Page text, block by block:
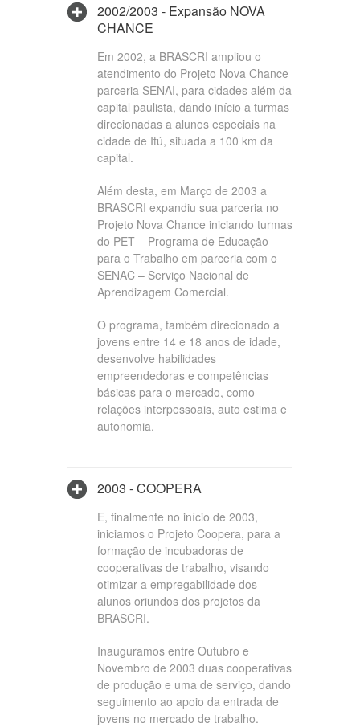
2002/2003 - Expansão NOVA
CHANCE
Em 2002, a BRASCRI ampliou o
atendimento do Projeto Nova Chance
parceria SENAI, para cidades além da
capital paulista, dando início a turmas
direcionadas a alunos especiais na
cidade de Itú, situada a 100 km da
capital.
Além desta, em Março de 2003 a
BRASCRI expandiu sua parceria no
Projeto Nova Chance iniciando turmas
do PET – Programa de Educação
para o Trabalho em parceria com o
SENAC – Serviço Nacional de
Aprendizagem Comercial.
O programa, também direcionado a
jovens entre 14 e 18 anos de idade,
desenvolve habilidades
empreendedoras e competências
básicas para o mercado, como
relações interpessoais, auto estima e
autonomia.
2003 - COOPERA
E, finalmente no início de 2003,
iniciamos o Projeto Coopera, para a
formação de incubadoras de
cooperativas de trabalho, visando
otimizar a empregabilidade dos
alunos oriundos dos projetos da
BRASCRI.
Inauguramos entre Outubro e
Novembro de 2003 duas cooperativas
de produção e uma de serviço, dando
seguimento ao apoio da entrada de
jovens no mercado de trabalho.